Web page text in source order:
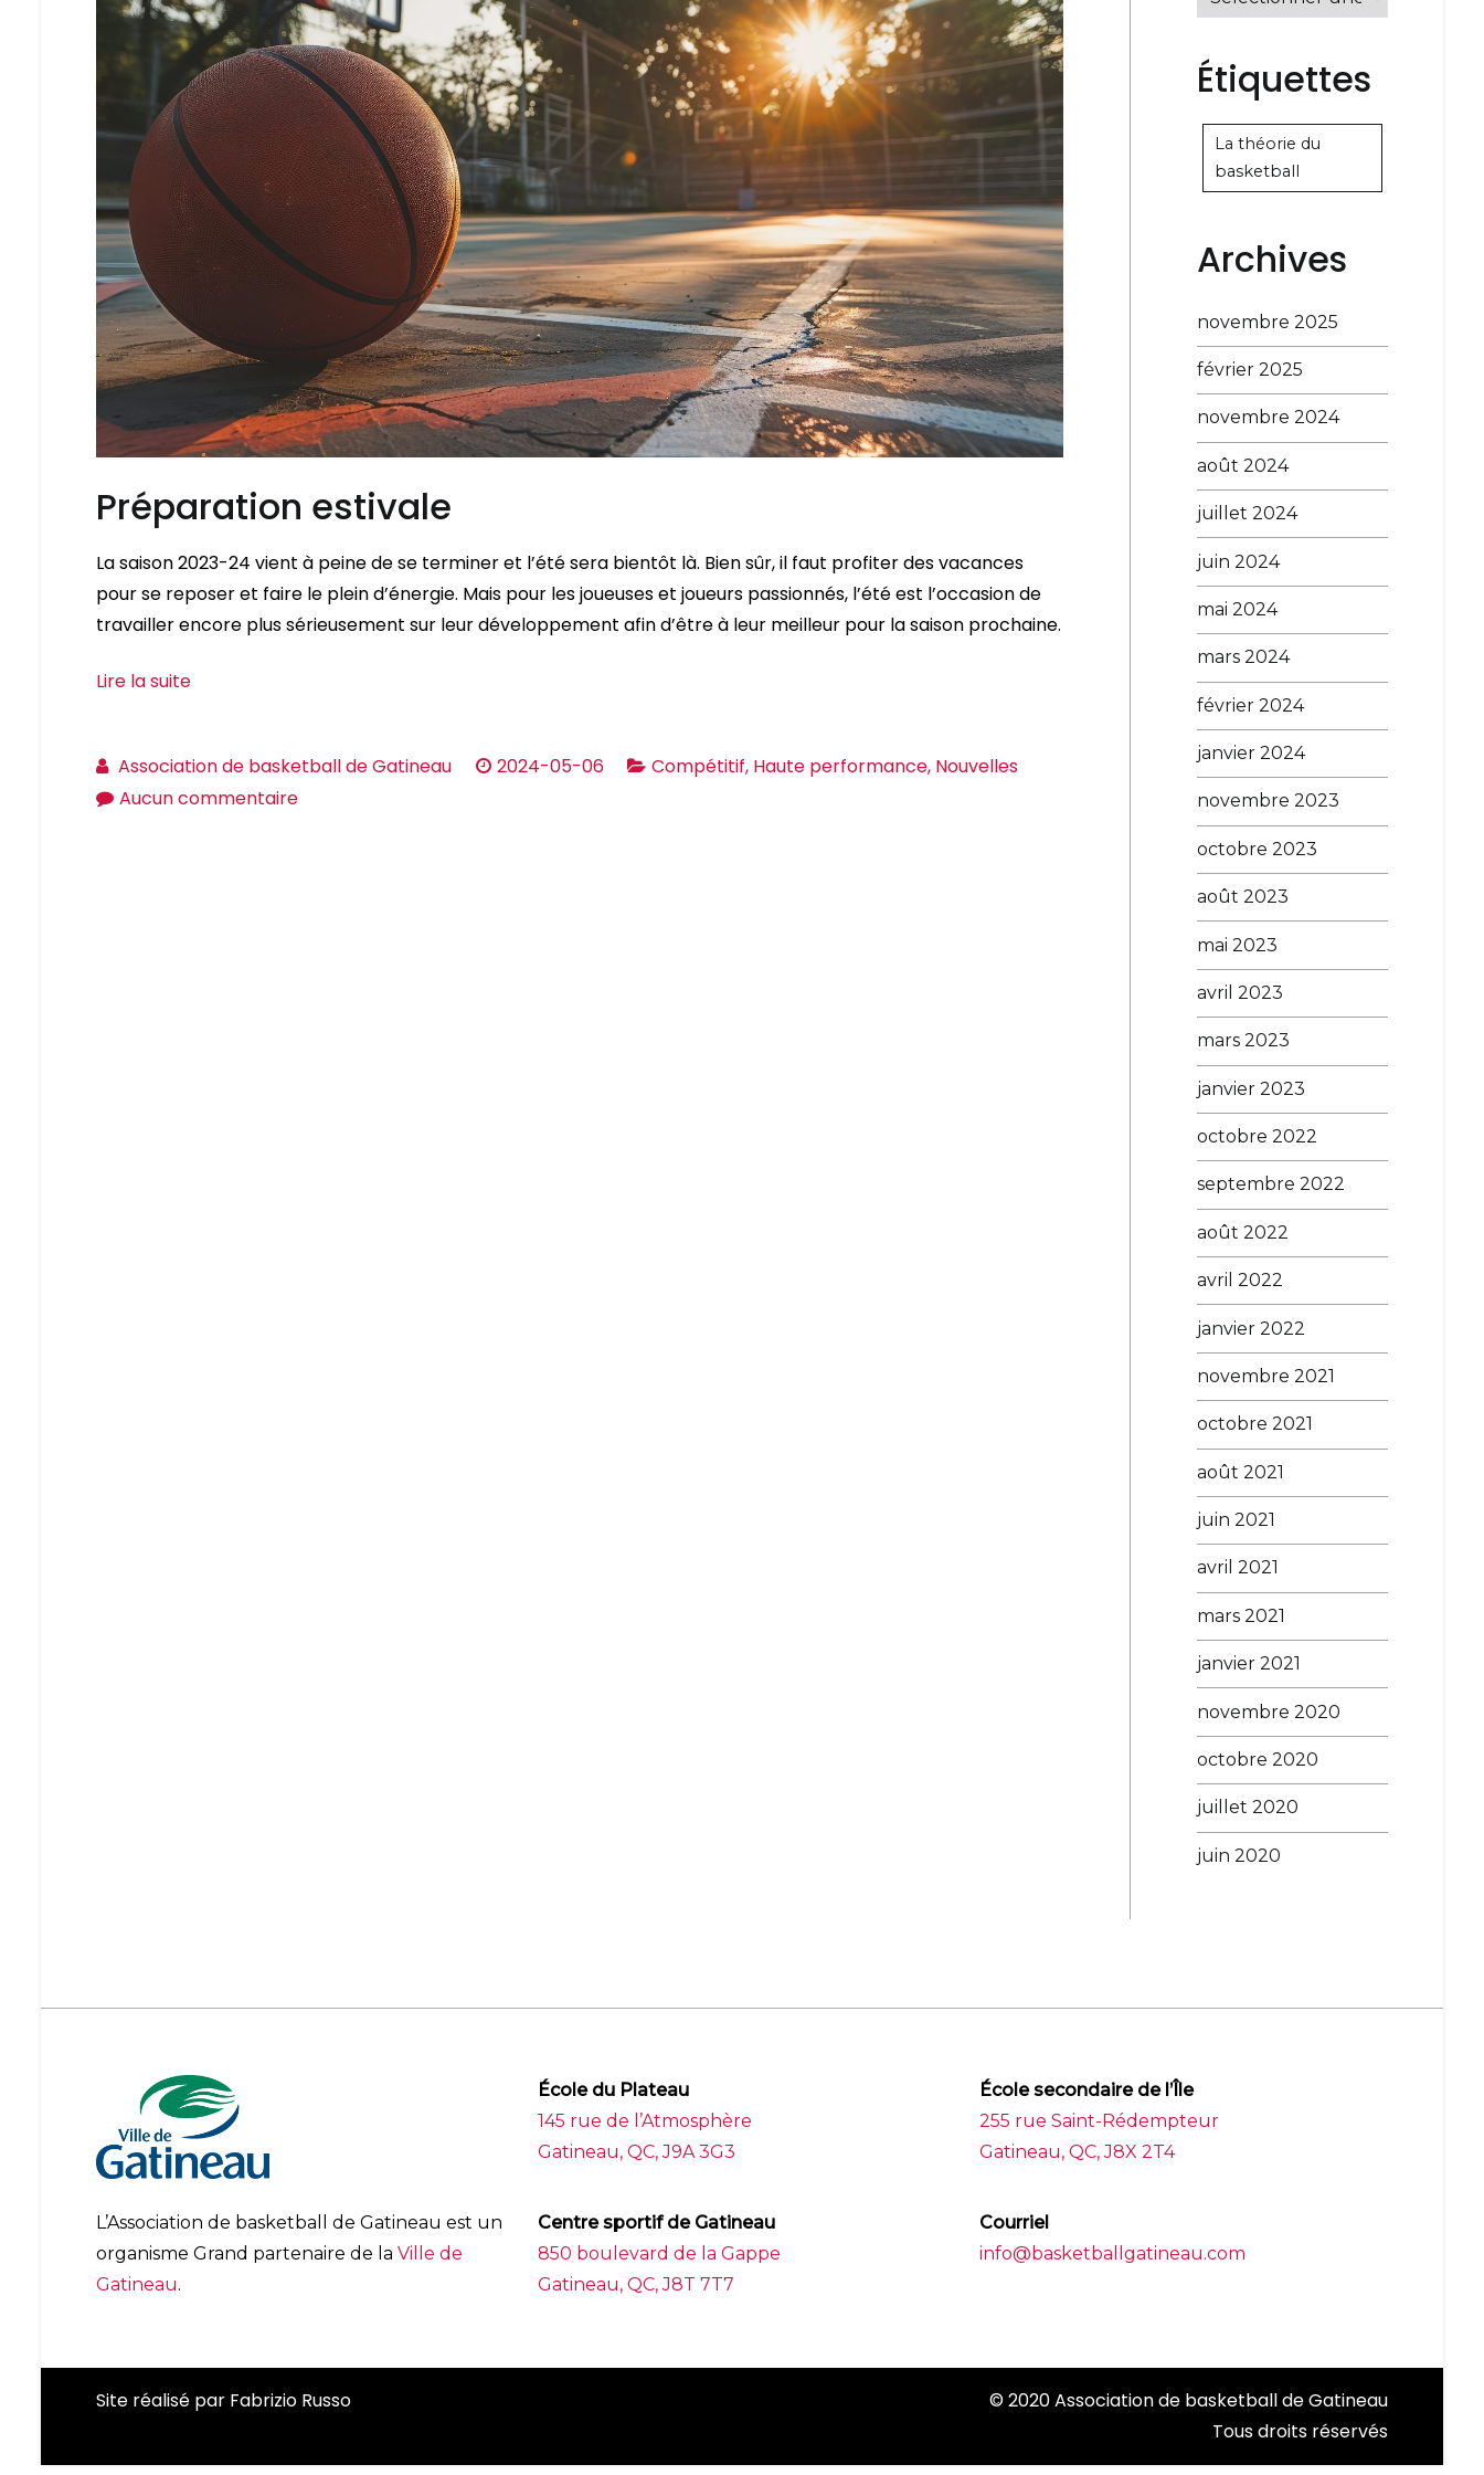
Préparation estivale
La saison 2023-24 vient à peine de se terminer et l’été sera bientôt là. Bien sûr, il faut profiter des vacances
pour se reposer et faire le plein d’énergie. Mais pour les joueuses et joueurs passionnés, l’été est l’occasion de
travailler encore plus sérieusement sur leur développement afin d’être à leur meilleur pour la saison prochaine.
Lire la suite
Association de basketball de Gatineau 2024-05-06 Compétitif, Haute performance, Nouvelles
Aucun commentairesur
Étiquettes
La théorie du
basketball
Archives
novembre 2025
février 2025
novembre 2024
août 2024
juillet 2024
juin 2024
mai 2024
mars 2024
février 2024
janvier 2024
novembre 2023
octobre 2023
août 2023
mai 2023
avril 2023
mars 2023
janvier 2023
octobre 2022
septembre 2022
août 2022
avril 2022
janvier 2022
novembre 2021
octobre 2021
août 2021
juin 2021
avril 2021
mars 2021
janvier 2021
novembre 2020
octobre 2020
juillet 2020
juin 2020
L’Association de basketball de Gatineau est un
organisme Grand partenaire de la Ville de
Gatineau.
École du Plateau
145 rue de l’Atmosphère
Gatineau, QC, J9A 3G3
Centre sportif de Gatineau
850 boulevard de la Gappe
Gatineau, QC, J8T 7T7
École secondaire de l’Île
255 rue Saint-Rédempteur
Gatineau, QC, J8X 2T4
Courriel
info@basketballgatineau.com
Site réalisé par Fabrizio Russo
© 2020 Association de basketball de Gatineau
Tous droits réservés